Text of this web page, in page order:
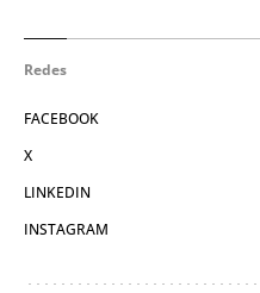
Redes
FACEBOOK
X
LINKEDIN
INSTAGRAM